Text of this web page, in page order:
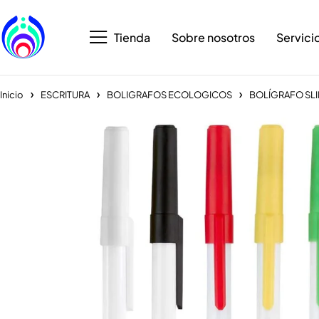
Tienda Sobre nosotros
Inicio ESCRITURA BOLIGRAFOS ECOLOGICOS BOLÍGRAFO